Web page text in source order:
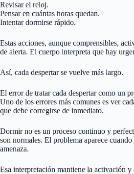
Revisar el reloj.
Pensar en cuántas horas quedan.
Intentar dormirse rápido.
Estas acciones, aunque comprensibles,
de alerta. El cuerpo interpreta que hay
Así, cada despertar se vuelve más largo.
El error de tratar cada despertar como un
Uno de los errores más comunes es ver
que debe corregirse de inmediato.
Dormir no es un proceso continuo y
son normales. El problema aparece
amenaza.
Esa interpretación mantiene la activación